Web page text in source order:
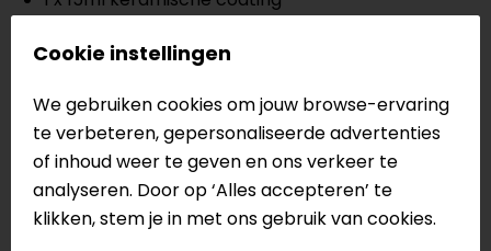
1 x Microvezel aanbrengdoek
Meer informatie nodig?
Heb je meer informatie nodig over dit product?
Neem dancontact met ons op of kom langs in één
onze winkels
in Breda, Capelle aan den IJssel,
Cookie instellingen
We gebruiken cookies om jouw browse-ervaring
te verbeteren, gepersonaliseerde advertenties
of inhoud weer te geven en ons verkeer te
analyseren. Door op ‘Alles accepteren’ te
klikken, stem je in met ons gebruik van cookies.